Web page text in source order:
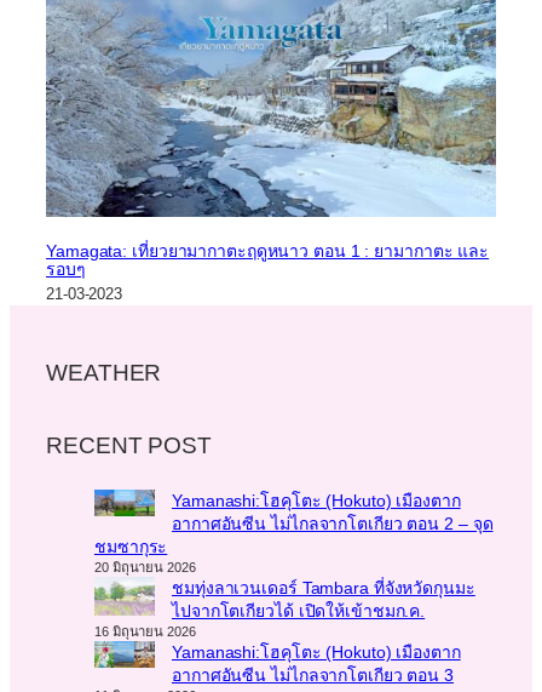
Yamagata: เที่ยวยามากาตะฤดูหนาว ตอน 1 : ยามากาตะ และ
รอบๆ
21-03-2023
WEATHER
RECENT POST
Yamanashi:โฮคุโตะ (Hokuto) เมืองตาก
อากาศอันซีน ไม่ไกลจากโตเกียว ตอน 2 – จุด
ชมซากุระ
20 มิถุนายน 2026
ชมทุ่งลาเวนเดอร์ Tambara ที่จังหวัดกุนมะ
ไปจากโตเกียวได้ เปิดให้เข้าชมก.ค.
16 มิถุนายน 2026
Yamanashi:โฮคุโตะ (Hokuto) เมืองตาก
อากาศอันซีน ไม่ไกลจากโตเกียว ตอน 3